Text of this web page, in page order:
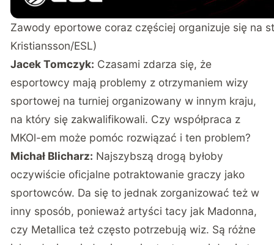
Zawody eportowe coraz częściej organizuje się na
Kristiansson/ESL)
Jacek Tomczyk: Czasami zdarza się, że
esportowcy mają problemy z otrzymaniem wizy
sportowej na turniej organizowany w innym kraju,
na który się zakwalifikowali. Czy współpraca z
MKOl-em może pomóc rozwiązać i ten problem?
Michał Blicharz: Najszybszą drogą byłoby
oczywiście oficjalne potraktowanie graczy jako
sportowców. Da się to jednak zorganizować też w
inny sposób, ponieważ artyści tacy jak Madonna,
czy Metallica też często potrzebują wiz. Są różne